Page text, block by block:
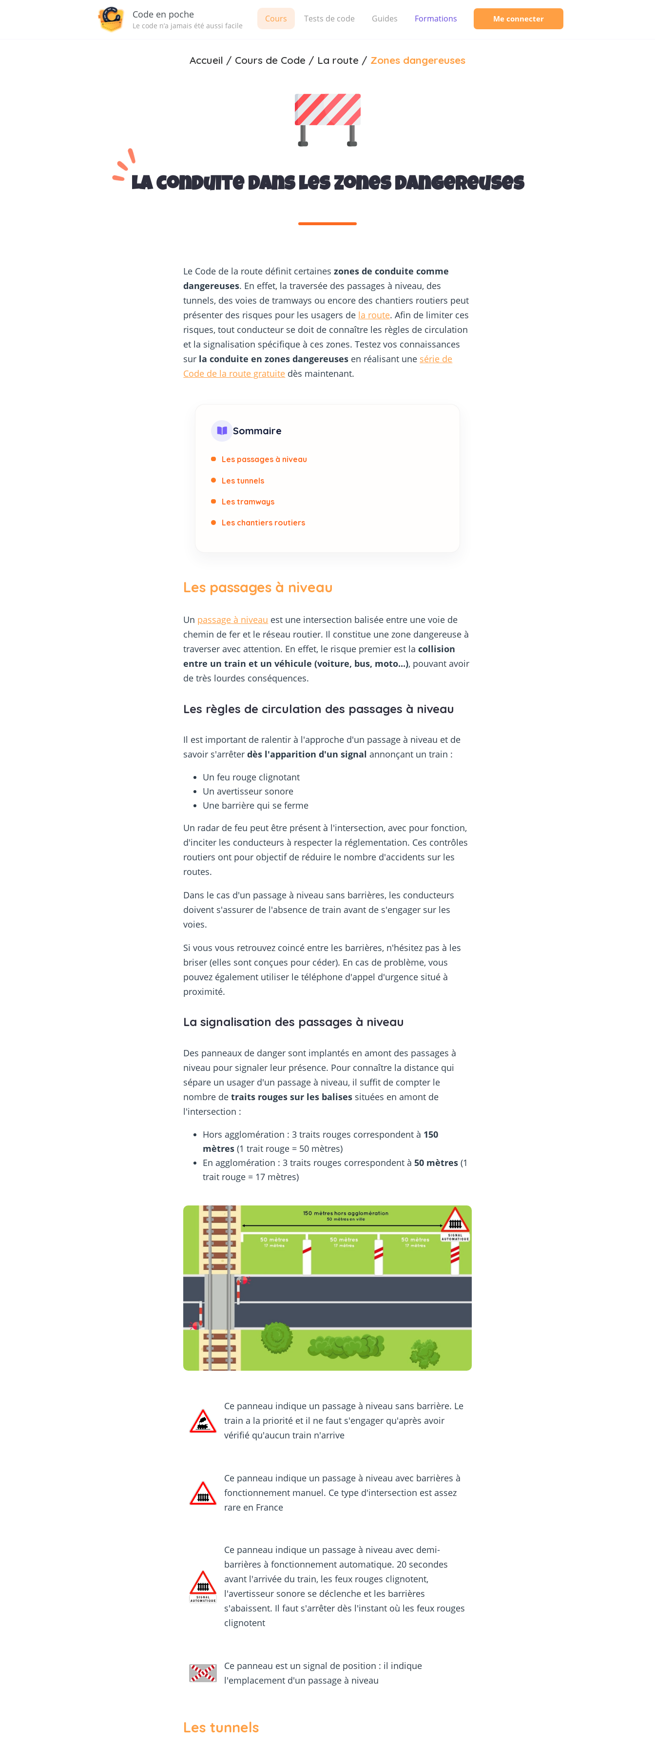
Code en poche
Le code n’a jamais été aussi facile
Cours Tests de code Guides Formations Me connecter
Accueil / Cours de Code / La route / Zones dangereuses
La conduite dans les zones dangereuses
Le Code de la route définit certaineszones de conduite comme
dangereuses. En effet, la traversée des passages à niveau, des
tunnels, des voies de tramways ou encore des chantiers routiers peut
présenter des risques pour les usagers de la route. Afin de limiter ces
risques, tout conducteur se doit de connaître les règles de circulation
et la signalisation spécifique à ces zones. Testez vos connaissances
sur la conduite en zones dangereuses en réalisant une série de
Code de la route gratuite dès maintenant.
Sommaire
Les passages à niveau
Les tunnels
Les tramways
Les chantiers routiers
Les passages à niveau
Un passage à niveau est une intersection balisée entre une voie de
chemin de fer et le réseau routier. Il constitue une zone dangereuse à
traverser avec attention. En effet, le risque premier est lacollision
entre un train et un véhicule (voiture, bus, moto...), pouvant avoir
de très lourdes conséquences.
Les règles de circulation des passages à niveau
Il est important de ralentir à l'approche d'un passage à niveau et de
savoir s'arrêterdès l'apparition d'un signal annonçant un train :
Un feu rouge clignotant
Un avertisseur sonore
Une barrière qui se ferme
Un radar de feu peut être présent à l'intersection, avec pour fonction,
d'inciter les conducteurs à respecter la réglementation. Ces contrôles
routiers ont pour objectif de réduire le nombre d'accidents sur les
routes.
Dans le cas d'un passage à niveau sans barrières, les conducteurs
doivent s'assurer de l'absence de train avant de s'engager sur les
voies.
Si vous vous retrouvez coincé entre les barrières, n'hésitez pas à les
briser (elles sont conçues pour céder). En cas de problème, vous
pouvez également utiliser le téléphone d'appel d'urgence situé à
proximité.
La signalisation des passages à niveau
Des panneaux de danger sont implantés en amont des passages à
niveau pour signaler leur présence. Pour connaître la distance qui
sépare un usager d'un passage à niveau, il suffit de compter le
nombre detraits rouges sur les balises situées en amont de
l'intersection :
Hors agglomération : 3 traits rouges correspondent à 150
mètres (1 trait rouge = 50 mètres)
En agglomération : 3 traits rouges correspondent à50 mètres (1
trait rouge = 17 mètres)
Ce panneau indique un passage à niveau sans barrière. Le
train a la priorité et il ne faut s'engager qu'après avoir
vérifié qu'aucun train n'arrive
Ce panneau indique un passage à niveau avec barrières à
fonctionnement manuel. Ce type d'intersection est assez
rare en France
Ce panneau indique un passage à niveau avec demi-
barrières à fonctionnement automatique. 20 secondes
avant l'arrivée du train, les feux rouges clignotent,
l'avertisseur sonore se déclenche et les barrières
s'abaissent. Il faut s'arrêter dès l'instant où les feux rouges
clignotent
Ce panneau est un signal de position : il indique
l'emplacement d'un passage à niveau
Les tunnels